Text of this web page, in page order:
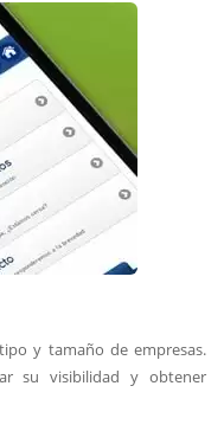
y tamaño de empresas.
su visibilidad y obtener